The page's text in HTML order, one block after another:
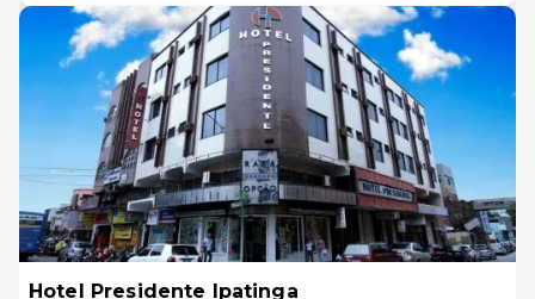
Hotel Presidente Ipatinga